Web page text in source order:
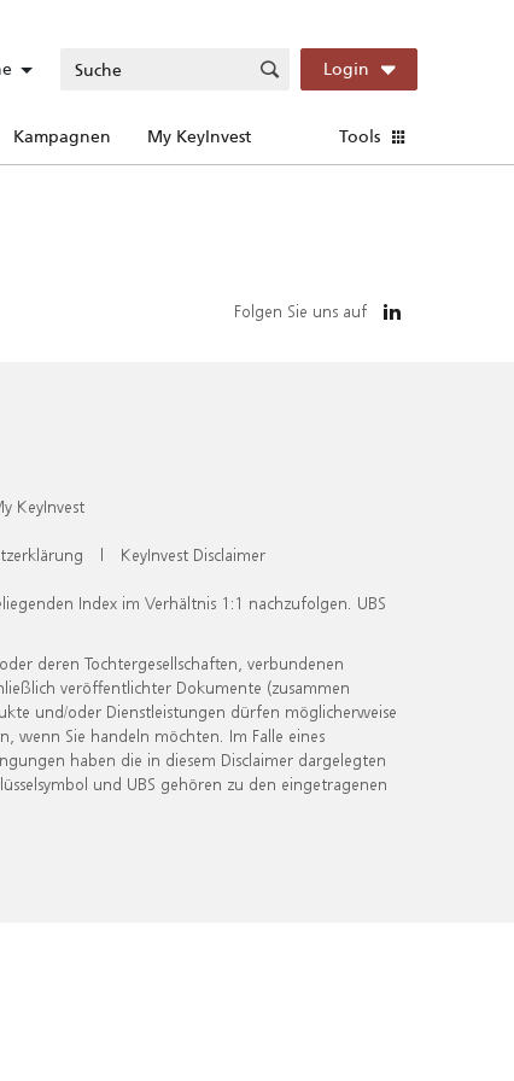
Login
Kampagnen My KeyInvest Tools
Folgen Sie uns auf
KeyInvest
| KeyInvest Disclaimer
Index im Verhältnis 1:1 nachzufolgen. UBS
deren Tochtergesellschaften, verbundenen
veröffentlichter Dokumente (zusammen
und/oder Dienstleistungen dürfen möglicherweise
wenn Sie handeln möchten. Im Falle eines
haben die in diesem Disclaimer dargelegten
und UBS gehören zu den eingetragenen